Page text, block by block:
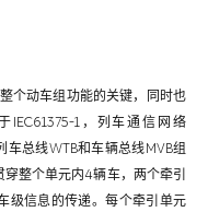
个动车组功能的关键，同时也
1，列车通信网络
车总线WTB和车辆总线MVB组
整个单元内4辆车，两个牵引
级信息的传递。每个牵引单元